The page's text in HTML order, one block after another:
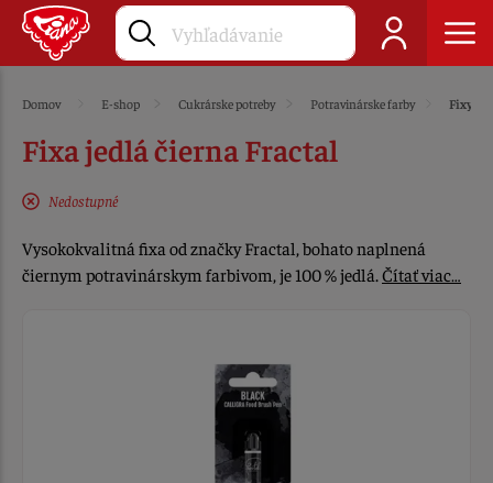
Domov E-shop Cukrárske potreby Potravinárske farby Fixy
Fixa jedlá čierna Fractal
Nedostupné
Vysokokvalitná fixa od značky Fractal, bohato naplnená
čiernym potravinárskym farbivom, je 100 % jedlá.Čítať viac…